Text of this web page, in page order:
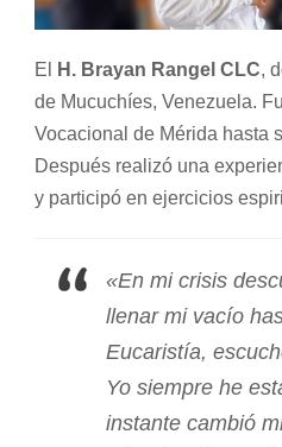
El H. Brayan Rangel CLC,
de Mucuchíes, Venezuela.
Vocacional de Mérida hasta
Después realizó una
y participó en ejercicios
«En mi crisis
llenar mi vacío
Eucaristía,
Yo siempre he
instante cambió